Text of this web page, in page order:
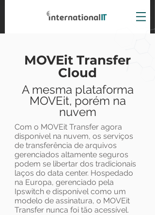
MOVEit Transfer
Cloud
Amesma plataforma
MOVEit, porém na
nuvem
Com o MOVEit Transfer agora
disponível na nuvem, os serviços
de transferência de arquivos
gerenciados altamente seguros
podem se libertar dos tradicionais
laços do data center. Hospedado
na Europa, gerenciado pela
Ipswitch e disponível como um
modelo de assinatura, o MOVEit
Transfer nunca foi tão acessível.